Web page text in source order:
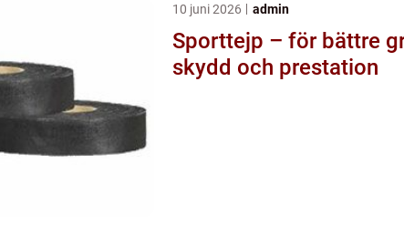
10 juni 2026 admin
Sporttejp – för bättre
skydd och prestation